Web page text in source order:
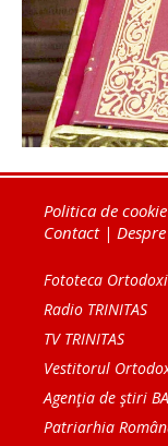
Politica de cookie
Contact|
Fototeca
Radio TRINITAS
TV TRINITAS
Vestitorul
Agenţia de ştiri
Patriarhia